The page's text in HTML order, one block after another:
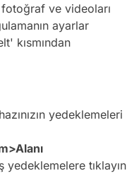
ve videoları
ayarlar
kısmından
yedeklemeleri
yedeklemelere tıklayın